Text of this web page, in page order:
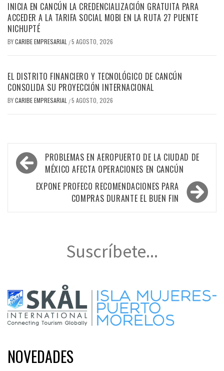
INICIA EN CANCÚN LA CREDENCIALIZACIÓN GRATUITA PARA
ACCEDER A LA TARIFA SOCIAL MOBI EN LA RUTA 27 PUENTE
NICHUPTÉ
BYCARIBE EMPRESARIAL /5 AGOSTO, 2026
EL DISTRITO FINANCIERO Y TECNOLÓGICO DE CANCÚN
CONSOLIDA SU PROYECCIÓN INTERNACIONAL
BYCARIBE EMPRESARIAL /5 AGOSTO, 2026
Navegación
de
entradas
PROBLEMAS EN AEROPUERTO DE LA CIUDAD DE
MÉXICO AFECTA OPERACIONES EN CANCÚN
EXPONE PROFECO RECOMENDACIONES PARA
COMPRAS DURANTE EL BUEN FIN
Suscríbete...
NOVEDADES